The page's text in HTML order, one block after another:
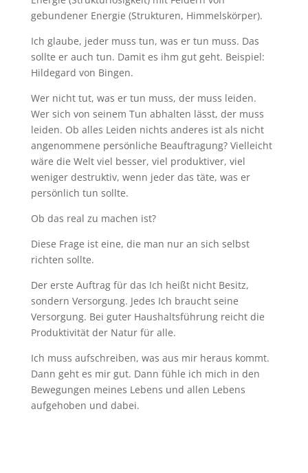
gebundener Energie (Strukturen, Himmelskörper).
Ich glaube, jeder muss tun, was er tun muss. Das
sollte er auch tun. Damit es ihm gut geht. Beispiel:
Hildegard von Bingen.
Wer nicht tut, was er tun muss, der muss leiden.
Wer sich von seinem Tun abhalten lässt, der muss
leiden. Ob alles Leiden nichts anderes ist als nicht
angenommene persönliche Beauftragung? Vielleicht
wäre die Welt viel besser, viel produktiver, viel
weniger destruktiv, wenn jeder das täte, was er
persönlich tun sollte.
Ob das real zu machen ist?
Diese Frage ist eine, die man nur an sich selbst
richten sollte.
Der erste Auftrag für das Ich heißt nicht Besitz,
sondern Versorgung. Jedes Ich braucht seine
Versorgung. Bei guter Haushaltsführung reicht die
Produktivität der Natur für alle.
Ich muss aufschreiben, was aus mir heraus kommt.
Dann geht es mir gut. Dann fühle ich mich in den
Bewegungen meines Lebens und allen Lebens
aufgehoben und dabei.